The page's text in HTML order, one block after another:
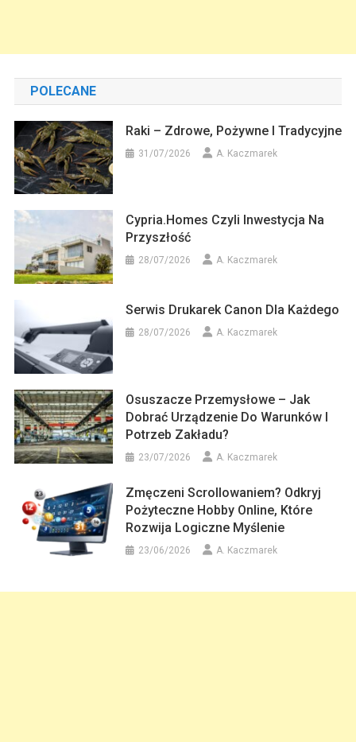
POLECANE
Raki – Zdrowe, Pożywne I Tradycyjne
31/07/2026 A. Kaczmarek
Cypria.homes Czyli Inwestycja Na
Przyszłość
28/07/2026 A. Kaczmarek
Serwis Drukarek Canon Dla Każdego
28/07/2026 A. Kaczmarek
Osuszacze Przemysłowe – Jak
Dobrać Urządzenie Do Warunków I
Potrzeb Zakładu?
23/07/2026 A. Kaczmarek
Zmęczeni Scrollowaniem? Odkryj
Pożyteczne Hobby Online, Które
Rozwija Logiczne Myślenie
23/06/2026 A. Kaczmarek